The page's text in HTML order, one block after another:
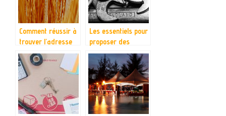
Comment réussir à
trouver l’adresse
d’une personne
Les essentiels pour
proposer des
services de
réparation de
jantes en aluminium